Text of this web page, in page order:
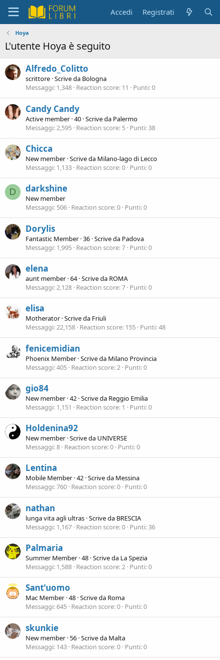
Accedi Registrati
Hoya
L'utente Hoya è seguito
Alfredo_Colitto
scrittore ·Scrive da Bologna
Messaggi 1,348 Reaction score 11 Punti 0
Candy Candy
Active member ·40 ·Scrive da Palermo
Messaggi 2,595 Reaction score 5 Punti 38
Chicca
New member ·Scrive da Milano-lago di Lecco
Messaggi 1,133 Reaction score 0 Punti 0
D darkshine
New member
Messaggi 506 Reaction score 0 Punti 0
Dorylis
Fantastic Member ·36 ·Scrive da Padova
Messaggi 1,995 Reaction score 7 Punti 0
elena
aunt member ·64·Scrive da ROMA
Messaggi 2,128 Reaction score 7 Punti 0
elisa
Motherator ·Scrive da Friuli
Messaggi 22,158 Reaction score 155 Punti 48
fenicemidian
Phoenix Member ·Scrive da Milano Provincia
Messaggi 405 Reaction score 2 Punti 0
gio84
New member ·42 ·Scrive da Reggio Emilia
Messaggi 1,151 Reaction score 1 Punti 0
Holdenina92
New member ·Scrive da UNIVERSE
Messaggi 8 Reaction score 0 Punti 0
Lentina
Mobile Member ·42 ·Scrive da Messina
Messaggi 760 Reaction score 0 Punti 0
nathan
lunga vita agli ultras ·Scrive da BRESCIA
Messaggi 1,167 Reaction score 0 Punti 36
Palmaria
Summer Member ·48 ·Scrive da La Spezia
Messaggi 1,588 Reaction score 2 Punti 0
Sant'uomo
Mac Member ·48 ·Scrive da Roma
Messaggi 645 Reaction score 0 Punti 0
skunkie
New member ·56 ·Scrive da Malta
Messaggi 143 Reaction score 0 Punti 0